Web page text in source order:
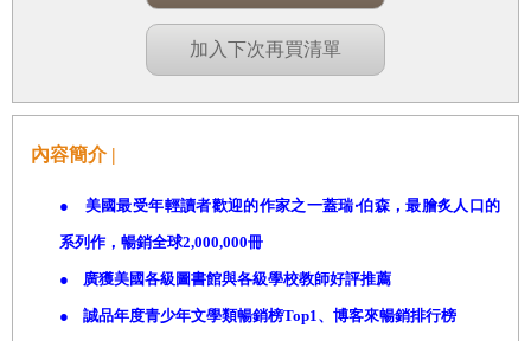
加入下次再買清單
內容簡介 |
● 美國最受年輕讀者歡迎的作家之一蓋瑞‧伯森，最膾炙人口的
系列作，暢銷全球2,000,000冊
● 廣獲美國各級圖書館與各級學校教師好評推薦
● 誠品年度青少年文學類暢銷榜Top1 、博客來暢銷排行榜